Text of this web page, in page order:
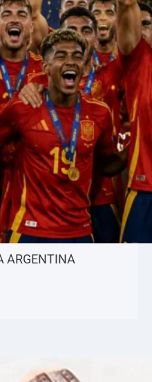
ARGENTINA